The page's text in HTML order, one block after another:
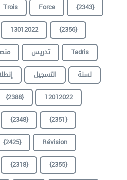
Trois Force
{2343}
13012022
{2356}
تدريس
Tadris
التسجيل
لسنة
{2388}
12012022
{2348}
{2351}
{2425}
Révision
{2318}
{2355}